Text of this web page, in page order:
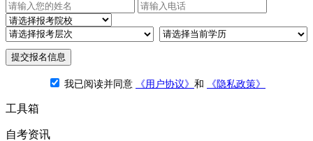
提交报名信息
我已阅读并同意 《用户协议》 和 《隐私政策》
工具箱
自考资讯